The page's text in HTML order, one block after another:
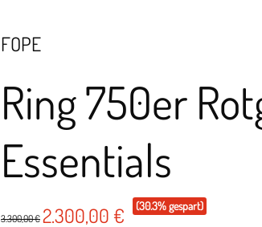
FOPE
Ring 750er
Essentials
3.300,00 € 2.300,00 € (30.3% gespart)